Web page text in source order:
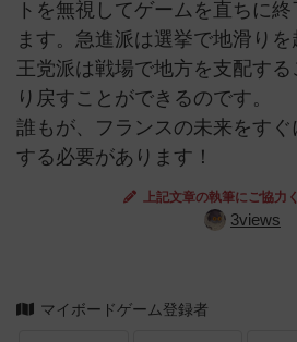
トを無視してゲームを直ちに
ます。急進派は選挙で地滑りを
王党派は戦場で地方を支配す
り戻すことができるのです。
誰もが、フランスの未来をすぐ
する必要があります！
上記文章の執筆にご協力
3views
マイボードゲーム登録者